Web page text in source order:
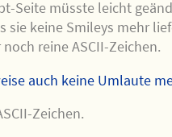
Seite müsste leicht
sie keine Smileys mehr
reine ASCII-Zeichen.
auch keine Umlaute
Zeichen.